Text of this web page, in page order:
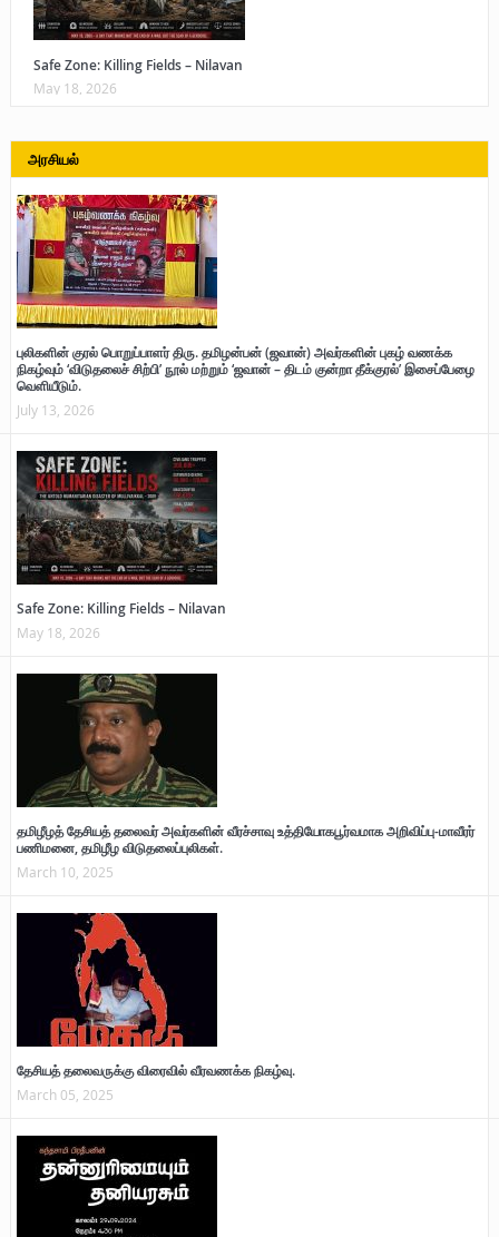
Safe Zone: Killing Fields – Nilavan
May 18, 2026
அரசியல்
புலிகளின் குரல் பொறுப்பாளர் திரு. தமிழன்பன் (ஜவான்) அவர்களின் புகழ் வணக்க
நிகழ்வும் ‘விடுதலைச் சிற்பி’ நூல் மற்றும் ‘ஜவான் – திடம் குன்றா தீக்குரல்’ இசைப்பேழை
வெளியீடும்.
July 13, 2026
Safe Zone: Killing Fields – Nilavan
May 18, 2026
தமிழீழத் தேசியத் தலைவர் அவர்களின் வீரச்சாவு உத்தியோகபூர்வமாக அறிவிப்பு-மாவீரர்
பணிமனை, தமிழீழ விடுதலைப்புலிகள்.
March 10, 2025
தேசியத் தலைவருக்கு விரைவில் வீரவணக்க நிகழ்வு.
March 05, 2025